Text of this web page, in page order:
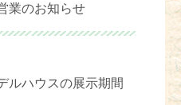
業のお知らせ
ルハウスの展示期間